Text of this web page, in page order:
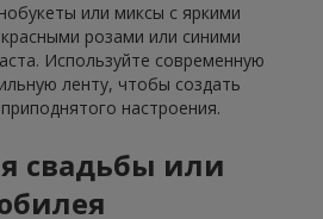
или миксы с яркими
розами или синими
Используйте современную
ленту, чтобы создать
настроения.
свадьбы или